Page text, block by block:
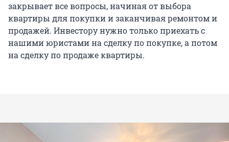
закрывает все вопросы, начиная от выбора
квартиры для покупки и заканчивая ремонтом и
продажей. Инвестору нужно только приехать с
нашими юристами на сделку по покупке, а потом
на сделку по продаже квартиры.